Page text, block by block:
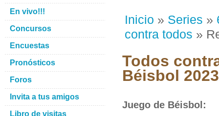
Inicio » Series »
contra todos »
Todos
Béisbol 2023
Juego de Béisbol :
En vivo!!!
Concursos
Encuestas
Pronósticos
Foros
Invita a tus amigos
Libro de visitas